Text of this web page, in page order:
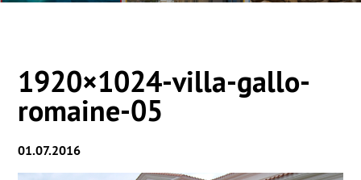
1920×1024-villa-gallo-
romaine-05
01.07.2016